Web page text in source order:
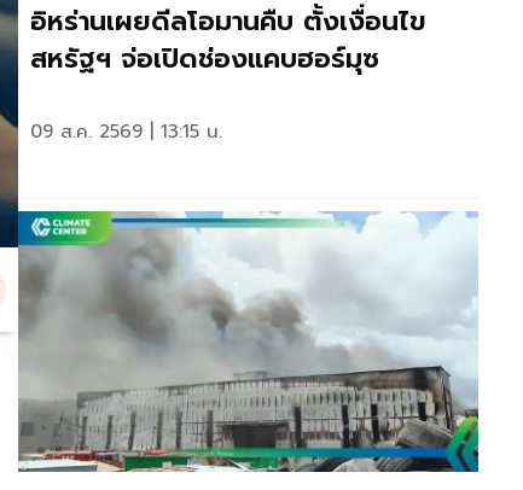
อิหร่านเผยดีลโอมานคืบ ตั้งเงื่อนไข
สหรัฐฯ จ่อเปิดช่องแคบฮอร์มุซ
09 ส.ค. 2569 | 13:15 น.